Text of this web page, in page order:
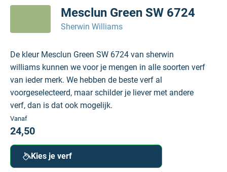
Mesclun Green SW 6724
Sherwin Williams
De kleur Mesclun Green SW 6724 van sherwin
williams kunnen we voor je mengen in alle soorten verf
van ieder merk. We hebben de beste verf al
voorgeselecteerd, maar schilder je liever met andere
verf, dan is dat ook mogelijk.
Vanaf
24,50
Kies je verf